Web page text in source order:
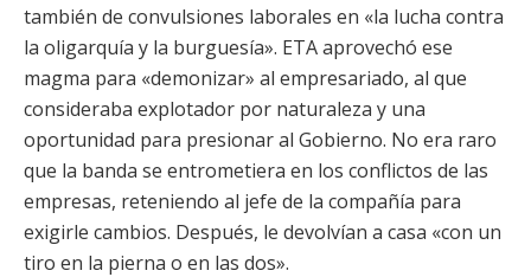
también de convulsiones laborales en «la lucha contra
la oligarquía y la burguesía». ETA aprovechó ese
magma para «demonizar» al empresariado, al que
consideraba explotador por naturaleza y una
oportunidad para presionar al Gobierno. No era raro
que la banda se entrometiera en los conflictos de las
empresas, reteniendo al jefe de la compañía para
exigirle cambios. Después, le devolvían a casa «con un
tiro en la pierna o en las dos».